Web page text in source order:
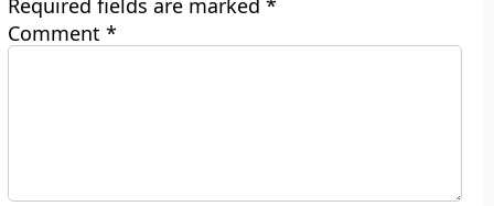
Required fields are marked*
Comment*